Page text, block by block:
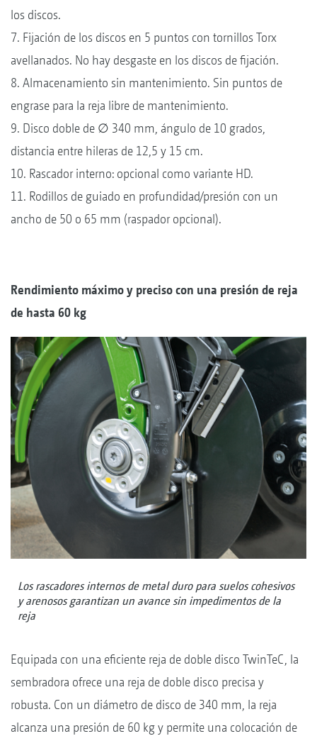
los discos.
7. Fijación de los discos en 5 puntos con tornillos Torx
avellanados. No hay desgaste en los discos de fijación.
8. Almacenamiento sin mantenimiento. Sin puntos de
engrase para la reja libre de mantenimiento.
9. Disco doble de ∅ 340 mm, ángulo de 10 grados,
distancia entre hileras de 12,5 y 15 cm.
10. Rascador interno: opcional como variante HD.
11. Rodillos de guiado en profundidad/presión con un
ancho de 50 o 65 mm (raspador opcional).
Rendimiento máximo y preciso con una presión de reja
de hasta 60 kg
Los rascadores internos de metal duro para suelos cohesivos
y arenosos garantizan un avance sin impedimentos de la
reja
Equipada con una eficiente reja de doble disco TwinTeC, la
sembradora ofrece una reja de doble disco precisa y
robusta. Con un diámetro de disco de 340 mm, la reja
alcanza una presión de 60 kg y permite una colocación de